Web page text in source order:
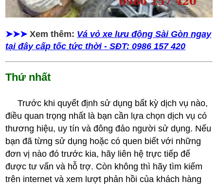
➤➤➤ Xem thêm: Vá vỏ xe lưu động Sài Gòn ngay
tại đây cấp tốc tức thời - SĐT: 0986 157 420
Thứ nhất
Trước khi quyết định sử dụng bất kỳ dịch vụ nào,
điều quan trọng nhất là bạn cần lựa chọn dịch vụ có
thương hiệu, uy tín và đông đảo người sử dụng. Nếu
bạn đã từng sử dụng hoặc có quen biết với những
đơn vị nào đó trước kia, hãy liên hệ trực tiếp để
được tư vấn và hỗ trợ. Còn không thì hãy tìm kiếm
trên internet và xem lượt phản hồi của khách hàng